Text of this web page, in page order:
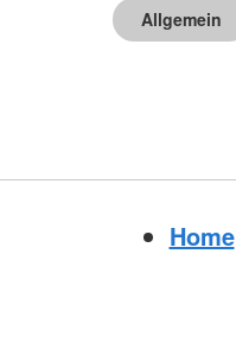
Allgemein
Home